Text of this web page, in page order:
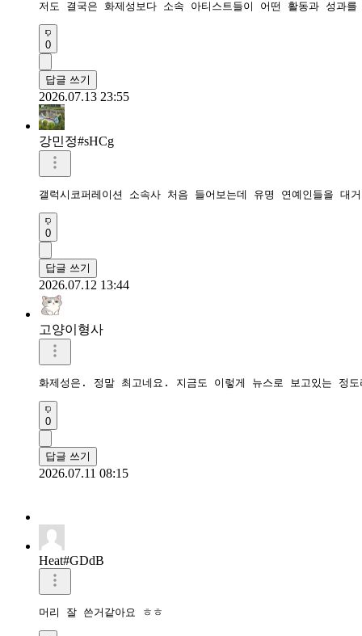
저도 결국은 화제성보다 소속 아티스트들이 어떤 활동과 성과
0
답글 쓰기
2026.07.13 23:55
강민정#sHCg
갤럭시코퍼레이션 소속사 처음 들어보는데 유명 연예인들을
0
답글 쓰기
2026.07.12 13:44
고양이형사
화제성은. 정말 최고네요. 지금도 이렇게 뉴스로 보고있는 정
0
답글 쓰기
2026.07.11 08:15
Heat#GDdB
머리 잘 쓴거같아요 ㅎㅎ